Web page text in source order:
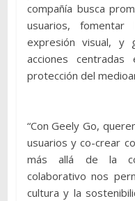
compañía busca
usuarios,
expresión visual, y
acciones
protección del
“Con Geely Go,
usuarios y co-crear
más allá de la
colaborativo nos
cultura y la